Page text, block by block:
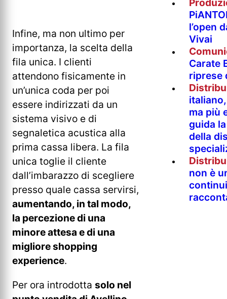
Infine, ma non ultimo per
importanza, la scelta della
fila unica. I clienti
attendono fisicamente in
un’unica coda per poi
essere indirizzati da un
sistema visivo e di
segnaletica acustica alla
prima cassa libera. La fila
unica toglie il cliente
dall’imbarazzo di scegliere
presso quale cassa servirsi,
aumentando, in tal modo,
la percezione di una
minore attesa e di una
migliore shopping
experience.
Per ora introdotta solo nel
l’open
Vivai
Carate
riprese
ma più
guida
della
non è